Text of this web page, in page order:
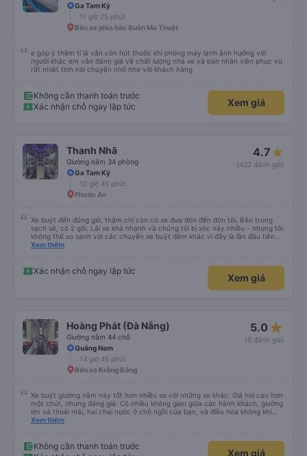
Ga Tam Kỳ
11 giờ 25 phút
Bến xe phía bắc Buôn Ma Thuột
e góp ý thêm tí là vẫn còn hút thuốc khi phòng máy lạnh ảnh hưởng với
người khác em vẫn đánh giá về chất lượng nhà xe và bạn nhân viên phục vụ
rất nhiệt tình nói chuyện nhỏ nhẹ với khách hàng
Không cần thanh toán trước
Xác nhận chỗ ngay lập tức
Xem giá
Thanh Nhã
Giường nằm 34 phòng
4.7
(432 đánh giá)
Ga Tam Kỳ
10 giờ 45 phút
Phước An
Xe buýt đến đúng giờ, thậm chí còn có xe đưa đón đến đón tôi. Bên trong
sạch sẽ, có 2 gối. Lái xe khá nhanh và chúng tôi bị xóc nảy nhiều - nhưng tôi
không thể so sánh với các chuyến xe buýt đêm khác vì đây là lần đầu tiên
tôi đi. Nhìn chung, tôi hài lòng.
Xem thêm
Xác nhận chỗ ngay lập tức
Xem giá
Hoàng Phát (Đà Nẵng)
Giường nằm 44 chỗ
5.0 star_rate
(9 đánh giá)
Quảng Nam
14 giờ 45 phút
Bến xe Krông Bông
Xe buýt giường nằm này tốt hơn nhiều so với những xe khác. Giá hơi cao hơn
một chút, nhưng đáng giá. Có nhiều không gian giữa các hành khách, giường
lớn và thoải mái, hai chai nước ở chỗ ngồi của bạn, và điều hòa không khí
ngay tại chỗ ngồi mà bạn có thể bật tắt. Nhân viên thân thiện và tài xế lái xe
Xem thêm
Không cần thanh toán trước
Xem giá